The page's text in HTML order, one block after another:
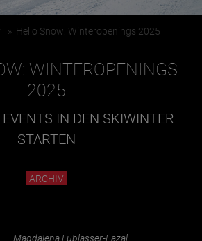
» Hello Snow: Winteropenings 2025
WINTEROPENINGS
2025
IN DEN SKIWINTER
STARTEN
ARCHIV
Magdalena Lublasser-Fazal